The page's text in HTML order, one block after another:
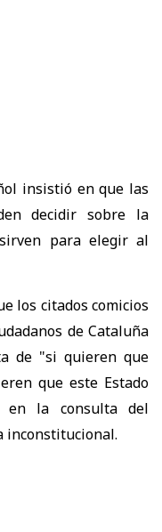
insistió en que las
decidir sobre la
para elegir al
los citados comicios
de Cataluña
de "si quieren que
que este Estado
en la consulta del
inconstitucional.